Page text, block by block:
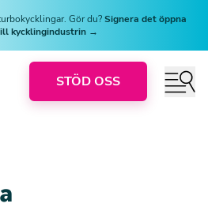
Gör du?Signera det öppna
kycklingindustrin →
STÖD OSS